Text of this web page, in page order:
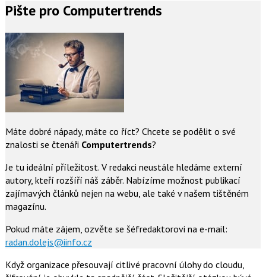
Pište pro Computertrends
Máte dobré nápady, máte co říct? Chcete se podělit o své
znalosti se čtenáři Computertrends?
Je tu ideální příležitost. V redakci neustále hledáme externí
autory, kteří rozšíří náš záběr. Nabízíme možnost publikací
zajímavých článků nejen na webu, ale také v našem tištěném
magazínu.
Pokud máte zájem, ozvěte se šéfredaktorovi na e-mail:
radan.dolejs@iinfo.cz
Když organizace přesouvají citlivé pracovní úlohy do cloudu,